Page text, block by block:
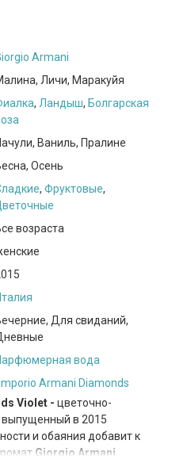
Armani
Личи, Маракуйя
, Ландыш, Болгарская
Ваниль, Пралине
Осень
, Фруктовые,
возраста
Для свиданий,
вода
Armani Diamonds
Violet - цветочно-
в 2015
и обаяния добавит к
Giorgio Armani